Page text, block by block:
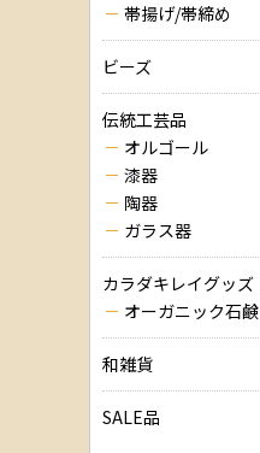
帯揚げ/帯締め
ビーズ
伝統工芸品
オルゴール
漆器
陶器
ガラス器
カラダキレイグッズ
オーガニック石鹸
和雑貨
SALE品